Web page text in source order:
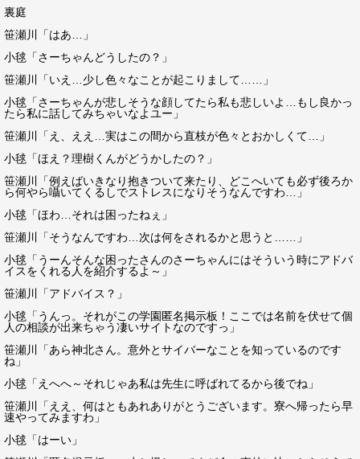
裏庭
笹瀬川「はあ…」
小毬「さーちゃんどうしたの？」
笹瀬川「いえ…少し色々なことが起こりまして……」
小毬「さーちゃんが悲しそうな顔してたら私も悲しいよ…もし良かっ
たら私に話してみちゃいなよユー」
笹瀬川「え、ええ…実はこの間から直枝が色々とおかしくて…」
小毬「ほえ？理樹くんがどうかしたの？」
笹瀬川「例えばいきなり抱きついて来たり、どこへいても必ず後ろか
ら何やら囁いてくるしでストレスになりそうなんですわ…」
小毬「ほわ…それは困ったねぇ」
笹瀬川「そうなんですわ…次は何をされるかと思うと……」
小毬「うーんそんな困ったさんのさーちゃんにはそういう時にアドバ
イスをくれる人を紹介するよ～」
笹瀬川「アドバイス？」
小毬「うんっ。それがこの学園匿名掲示板！ここでは名前を伏せて個
人の相談が出来ちゃう凄いサイトなのですっ」
笹瀬川「あら神北さん。意外とサイバーなことを知っているのです
ね」
小毬「えへへ～それじゃあ私は先生に呼ばれてるから後でね」
笹瀬川「ええ、何はともあれありがとうございます。寮へ帰ったら早
速やってみますわ」
小毬「はーい」